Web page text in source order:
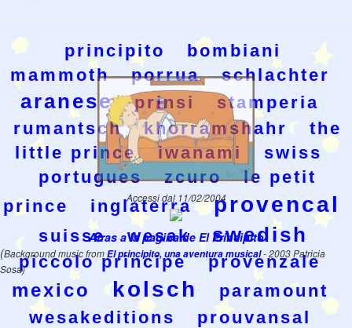
principito
bombiani
mammoth
porrua schlachter
aranese prinsi
stamperia
rumantsch
khorramshahr
the
little prince
iwanami
swiss
portugues
zcuro
le petit
prince
inglaterra provencal
suisse wesak swedish
piccolo principe provenzale
mexico kolsch
paramount
wesakeditions
prouvansal
Accessi dal 11/02/2004
Atras a la pagina de El Principito
(Background music fromEl principito, una aventura musical- 2003 Patricia
Sosa)